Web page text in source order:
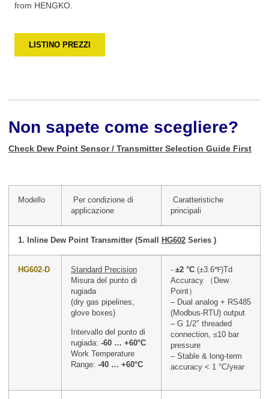
from HENGKO.
LISTINO PREZZI
Non sapete come scegliere?
Check Dew Point Sensor / Transmitter Selection Guide First
Modello
Per condizione di
applicazione
Caratteristiche
principali
1. Inline Dew Point Transmitter (Small HG602 Series )
HG602-D
Standard Precision
Misura del punto di
rugiada
(dry gas pipelines,
glove boxes)
Intervallo del punto di
rugiada: -60 … +60°C
Work Temperature
Range: -40 … +60°C
- ±2 °C (±3.6℉)Td
Accuracy （Dew
Point）
– Dual analog + RS485
(Modbus-RTU) output
– G 1/2″ threaded
connection, ≤10 bar
pressure
– Stable & long-term
accuracy < 1 °C/year